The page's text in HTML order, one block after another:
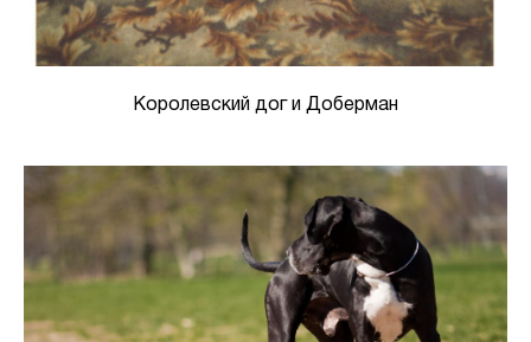
Королевский дог и Доберман